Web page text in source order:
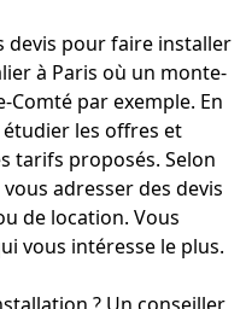
devis pour faire installer
à Paris où un monte-
Comté par exemple. En
les offres et
tarifs proposés. Selon
adresser des devis
de location. Vous
vous intéresse le plus.
? Un conseiller